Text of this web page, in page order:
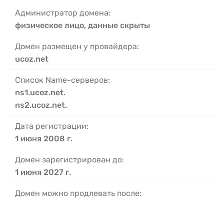
Администратор домена:
физическое лицо, данные скрыты
Домен размещен у провайдера:
ucoz.net
Список Name-серверов:
ns1.ucoz.net.
ns2.ucoz.net.
Дата регистрации:
1 июня 2008 г.
Домен зарегистрирован до:
1 июня 2027 г.
Домен можно продлевать после: